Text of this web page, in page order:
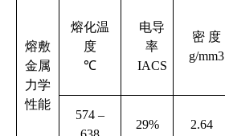
熔敷
金属
力学
性能
熔化温
度
℃
电导
率
IACS
密 度
g/mm3
574 –
29% 2.64